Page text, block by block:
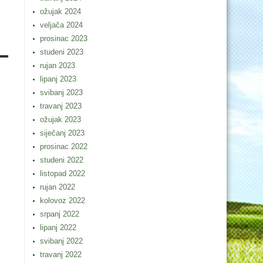
ožujak 2024
veljača 2024
prosinac 2023
studeni 2023
rujan 2023
lipanj 2023
svibanj 2023
travanj 2023
ožujak 2023
siječanj 2023
prosinac 2022
studeni 2022
listopad 2022
rujan 2022
kolovoz 2022
srpanj 2022
lipanj 2022
svibanj 2022
travanj 2022